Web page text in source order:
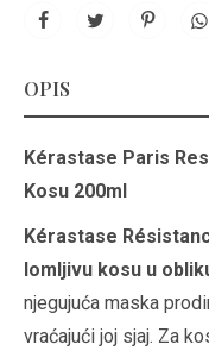
OPIS
Kérastase Paris
Kosu 200ml
Kérastase
lomljivu kosu u
njegujuća maska
vraćajući joj sjaj. Za